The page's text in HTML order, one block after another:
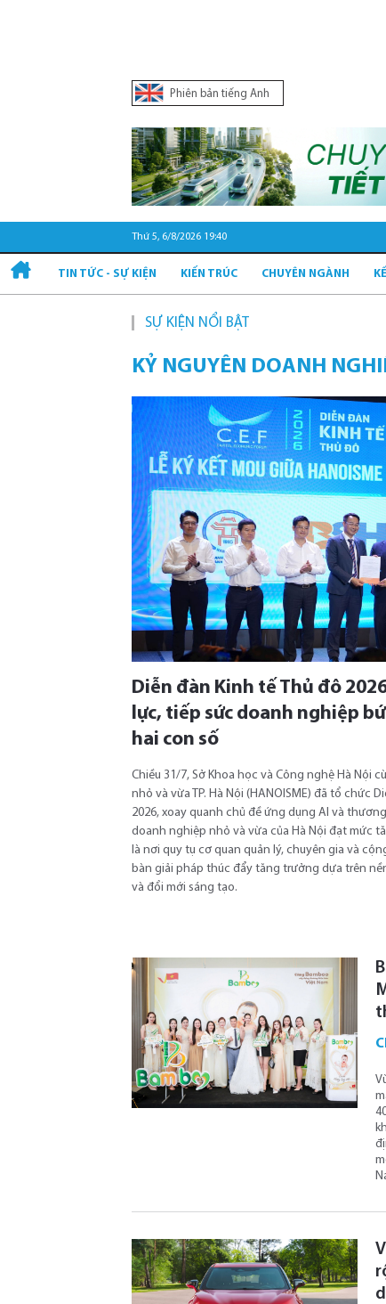
Phiên bản tiếng Anh
Thứ 5, 6/8/2026 19:40
TIN TỨC - SỰ KIỆN KIẾN TRÚC CHUYÊN NGÀNH
SỰ KIỆN NỔI BẬT Quy
KỶ NGUYÊN DOANH
Diễn đàn Kinh tế Thủ đô
lực, tiếp sức doanh nghiệp
hai con số
Chiều 31/7, Sở Khoa học và Công nghệ Hà Nội
nhỏ và vừa TP. Hà Nội (HANOISME) đã tổ chức
2026, xoay quanh chủ đề ứng dụng AI và
doanh nghiệp nhỏ và vừa của Hà Nội đạt mức
là nơi quy tụ cơ quan quản lý, chuyên gia và
bàn giải pháp thúc đẩy tăng trưởng dựa trên
và đổi mới sáng tạo.